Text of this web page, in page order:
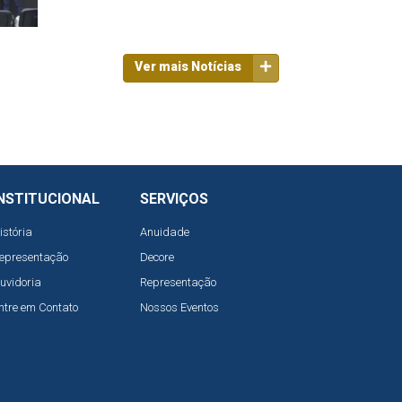
Ver mais Notícias
em Contato
SERVIÇOS
Anuidade
Decore
Representação
Nossos Eventos